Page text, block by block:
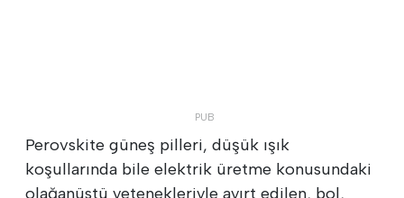
Perovskite güneş pilleri, düşük ışık
koşullarında bile elektrik üretme konusundaki
olağanüstü yetenekleriyle ayırt edilen, bol,